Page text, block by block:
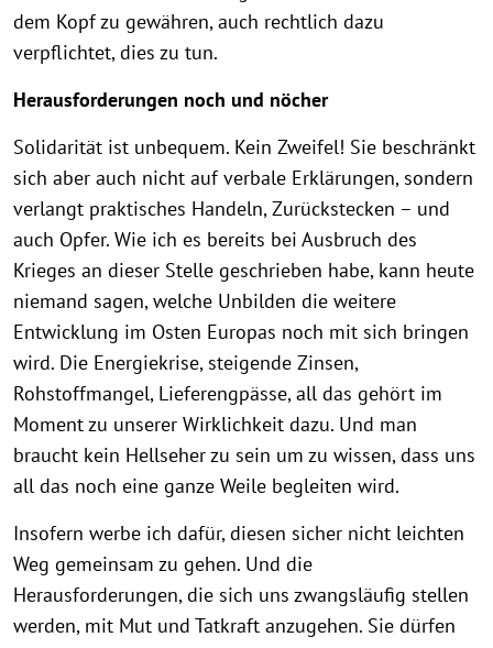
dem Kopf zu gewähren, auch rechtlich dazu
verpflichtet, dies zu tun.
Herausforderungen noch und nöcher
Solidarität ist unbequem. Kein Zweifel! Sie beschränkt
sich aber auch nicht auf verbale Erklärungen, sondern
verlangt praktisches Handeln, Zurückstecken – und
auch Opfer. Wie ich es bereits bei Ausbruch des
Krieges an dieser Stelle geschrieben habe, kann heute
niemand sagen, welche Unbilden die weitere
Entwicklung im Osten Europas noch mit sich bringen
wird. Die Energiekrise, steigende Zinsen,
Rohstoffmangel, Lieferengpässe, all das gehört im
Moment zu unserer Wirklichkeit dazu. Und man
braucht kein Hellseher zu sein um zu wissen, dass uns
all das noch eine ganze Weile begleiten wird.
Insofern werbe ich dafür, diesen sicher nicht leichten
Weg gemeinsam zu gehen. Und die
Herausforderungen, die sich uns zwangsläufig stellen
werden, mit Mut und Tatkraft anzugehen. Sie dürfen